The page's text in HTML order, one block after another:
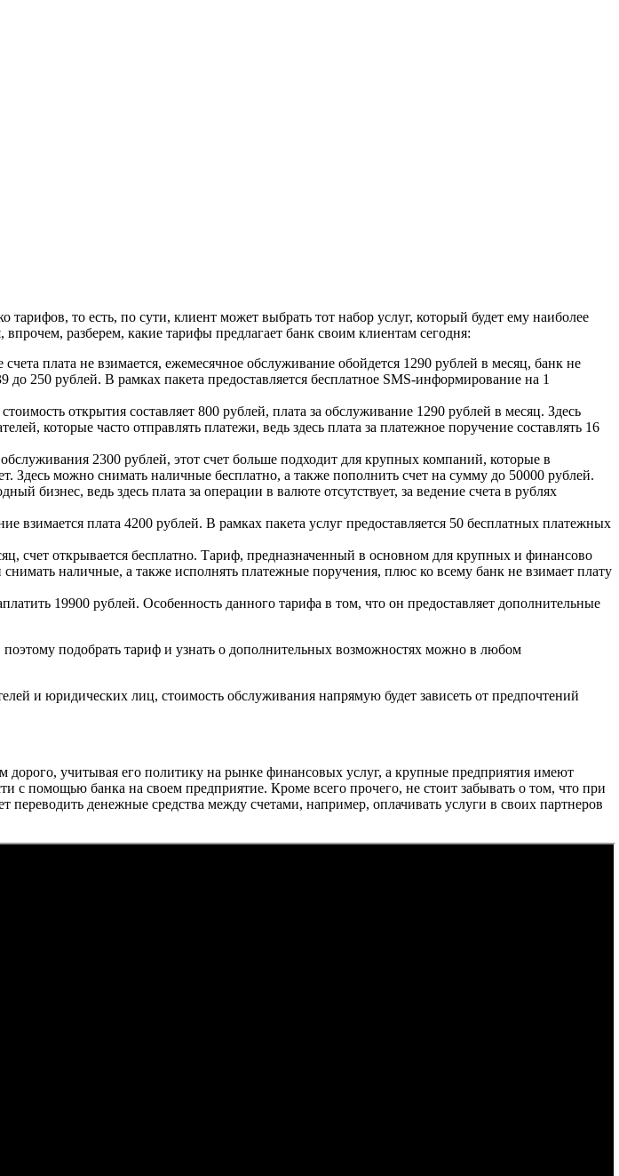
то есть, по сути, клиент может выбрать тот набор услуг, который будет ему наиболее
разберем, какие тарифы предлагает банк своим клиентам сегодня:
плата не взимается, ежемесячное обслуживание обойдется 1290 рублей в месяц, банк не
250 рублей. В рамках пакета предоставляется бесплатное SMS-информирование на 1
открытия составляет 800 рублей, плата за обслуживание 1290 рублей в месяц. Здесь
которые часто отправлять платежи, ведь здесь плата за платежное поручение составлять 16
2300 рублей, этот счет больше подходит для крупных компаний, которые в
можно снимать наличные бесплатно, а также пополнить счет на сумму до 50000 рублей.
бизнес, ведь здесь плата за операции в валюте отсутствует, за ведение счета в рублях
взимается плата 4200 рублей. В рамках пакета услуг предоставляется 50 бесплатных платежных
счет открывается бесплатно. Тариф, предназначенный в основном для крупных и финансово
наличные, а также исполнять платежные поручения, плюс ко всему банк не взимает плату
19900 рублей. Особенность данного тарифа в том, что он предоставляет дополнительные
подобрать тариф и узнать о дополнительных возможностях можно в любом
и юридических лиц, стоимость обслуживания напрямую будет зависеть от предпочтений
учитывая его политику на рынке финансовых услуг, а крупные предприятия имеют
с помощью банка на своем предприятие. Кроме всего прочего, не стоит забывать о том, что при
денежные средства между счетами, например, оплачивать услуги в своих партнеров